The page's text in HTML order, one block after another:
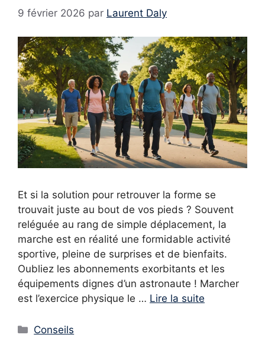
9 février 2026 par Laurent Daly
Et si la solution pour retrouver la forme se
trouvait juste au bout de vos pieds ? Souvent
reléguée au rang de simple déplacement, la
marche est en réalité une formidable activité
sportive, pleine de surprises et de bienfaits.
Oubliez les abonnements exorbitants et les
équipements dignes d’un astronaute ! Marcher
est l’exercice physique le … Lire la suite
Catégories
Conseils